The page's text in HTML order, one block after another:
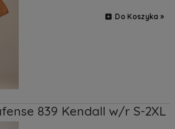
Do Koszyka »
839 Kendall w/r S-2XL